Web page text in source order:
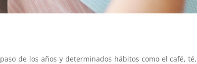
de los años y determinados hábitos como el café,